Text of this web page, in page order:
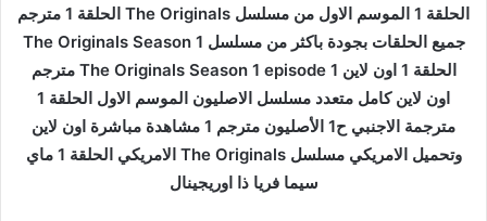
الحلقة 1 الموسم الاول من مسلسل The Originals الحلقة 1 مترجم
جميع الحلقات بجودة باكثر من مسلسل The Originals Season 1
الحلقة 1 اون لاين The Originals Season 1 episode 1 مترجم
اون لاين كامل متعدد مسلسل الاصليون الموسم الاول الحلقة 1
مترجمة الاجنبي ح1 الأصليون مترجم 1 مشاهدة مباشرة اون لاين
وتحميل الامريكي مسلسل The Originals الامريكي الحلقة 1 ماي
سيما فريا ذا اوريجينال